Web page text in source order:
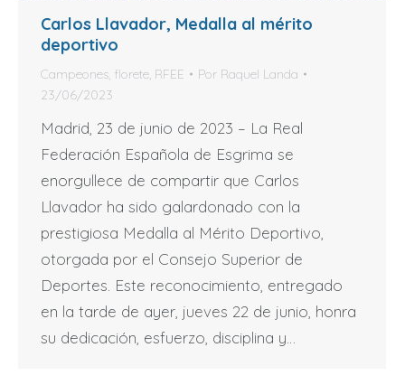
Carlos Llavador, Medalla al mérito
deportivo
Campeones, florete, RFEE Por Raquel Landa
23/06/2023
Madrid, 23 de junio de 2023 – La Real
Federación Española de Esgrima se
enorgullece de compartir que Carlos
Llavador ha sido galardonado con la
prestigiosa Medalla al Mérito Deportivo,
otorgada por el Consejo Superior de
Deportes. Este reconocimiento, entregado
en la tarde de ayer, jueves 22 de junio, honra
su dedicación, esfuerzo, disciplina y…